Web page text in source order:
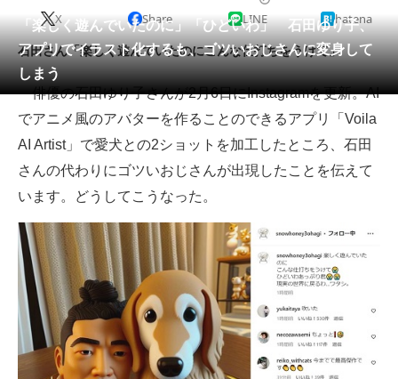
会員記事
メディア
注目記事を集めた総合ページ
ITの今と未来を見通す
スマホと通信の最新トレンド
好きが集まる 比べて選べる
ビジネスと働き方のヒント
AI活用のいまが分かる
企業ITのトレンドを詳説
「楽しく遊んでいたのに」「ひどいわ」 石田ゆり子、
アプリでイラスト化するも、ゴツいおじさんに変身して
しまう
X Share LINE hatena
石田さん「楽しく遊んでいたのにこんな仕打ちをうけて」
俳優の石田ゆり子さんが2月6日にInstagramを更新。AI
でアニメ風のアバターを作ることのできるアプリ「Voila
AI Artist」で愛犬との2ショットを加工したところ、石田
さんの代わりにゴツいおじさんが出現したことを伝えて
います。どうしてこうなった。